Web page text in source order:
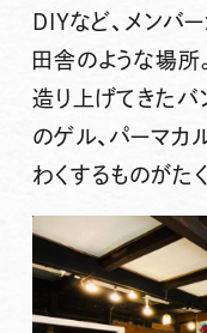
DIYなど、メンバ
田舎のような場所
造り上げてきたバ
のゲル、パーマカ
わくするものがた